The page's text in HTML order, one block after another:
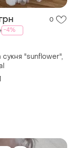
0
-4%
сукня "sunflower",